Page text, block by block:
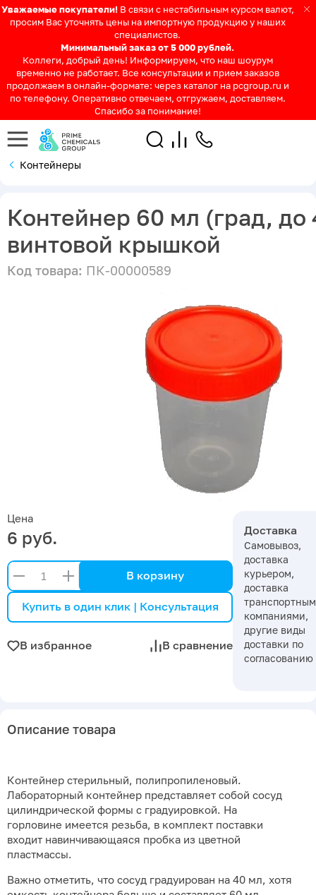
Уважаемые покупатели! В связи с нестабильным курсом валют,
просим Вас уточнять цены на импортную продукцию у наших
специалистов.
Минимальный заказ от 5 000 рублей.
Коллеги, добрый день! Информируем, что наш шоурум
временно не работает. Все консультации и прием заказов
продолжаем в онлайн-формате: через каталог на pcgroup.ru и
по телефону. Оперативно отвечаем, отгружаем, доставляем.
Спасибо за понимание!
Контейнеры
Контейнер 60 мл (град, до
винтовой крышкой
Код товара: ПК-00000589
Цена
6 руб.
В корзину
Купить в один клик | Консультация
В избранное В сравнение
Доставка
Самовывоз,
доставка
курьером,
доставка
компаниями,
другие виды
доставки по
согласованию
Описание товара
Контейнер стерильный, полипропиленовый.
Лабораторный контейнер представляет собой сосуд
цилиндрической формы с градуировкой. На
горловине имеется резьба, в комплект поставки
входит навинчивающаяся пробка из цветной
пластмассы.
Важно отметить, что сосуд градуирован на 40 мл, хотя